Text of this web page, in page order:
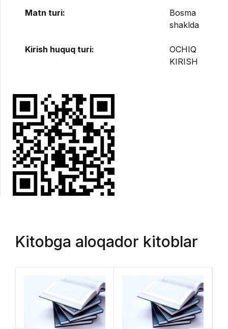
Matn turi:
Bosma
shaklda
Kirish huquq turi:
OCHIQ
KIRISH
Kitobga aloqador kitoblar